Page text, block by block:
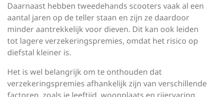
Daarnaast hebben tweedehands scooters vaak al een
aantal jaren op de teller staan en zijn ze daardoor
minder aantrekkelijk voor dieven. Dit kan ook leiden
tot lagere verzekeringspremies, omdat het risico op
diefstal kleiner is.
Het is wel belangrijk om te onthouden dat
verzekeringspremies afhankelijk zijn van verschillende